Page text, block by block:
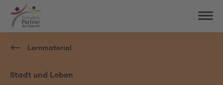
Lernmaterial
Stadt und Leben